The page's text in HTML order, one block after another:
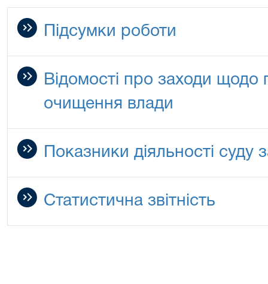
Підсумки роботи
Відомості про заходи щодо
очищення влади
Показники діяльності суду
Статистична звітність